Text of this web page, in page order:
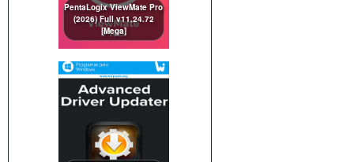
PentaLogix ViewMate Pro
(2026) Full v11.24.72
[Mega]